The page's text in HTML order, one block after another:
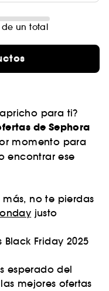
de un total
para ti?
de Sephora
momento para
encontrar ese
no te pierdas
justo
Black Friday 2025
esperado del
mejores ofertas